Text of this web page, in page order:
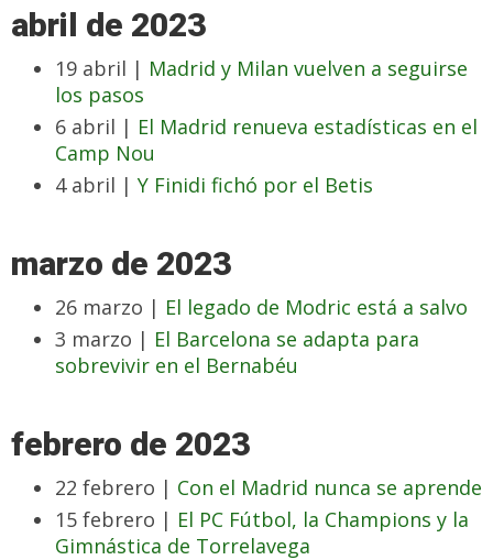
abril de 2023
19 abril | Madrid y Milan vuelven a seguirse
los pasos
6 abril | El Madrid renueva estadísticas en el
Camp Nou
4 abril | Y Finidi fichó por el Betis
marzo de 2023
26 marzo | El legado de Modric está a salvo
3 marzo | El Barcelona se adapta para
sobrevivir en el Bernabéu
febrero de 2023
22 febrero | Con el Madrid nunca se aprende
15 febrero | El PC Fútbol, la Champions y la
Gimnástica de Torrelavega